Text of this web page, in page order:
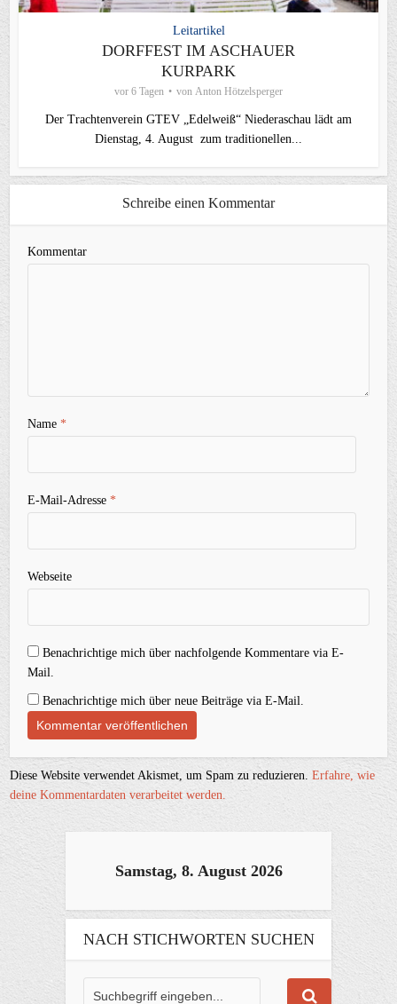
Leitartikel
DORFFEST IM ASCHAUER
KURPARK
vor 6 Tagen von Anton Hötzelsperger
Der Trachtenverein GTEV „Edelweiß“ Niederaschau lädt am
Dienstag, 4. August zum traditionellen...
Schreibe einen Kommentar
Kommentar
Name*
E-Mail-Adresse*
Webseite
Benachrichtige mich über nachfolgende Kommentare via E-
Mail.
Benachrichtige mich über neue Beiträge via E-Mail.
Diese Website verwendet Akismet, um Spam zu reduzieren.Erfahre, wie
deine Kommentardaten verarbeitet werden.
Samstag, 8. August 2026
NACH STICHWORTEN SUCHEN